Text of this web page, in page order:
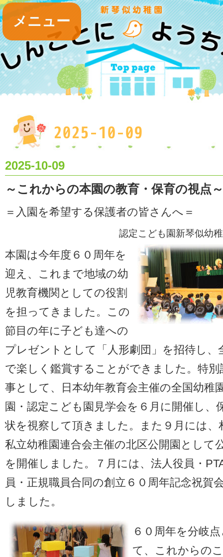
2025-10-09
2025-10-09
～これからの本園の教育・保育の視点～
＝入園を希望する保護者の皆さんへ＝
認定こども園新琴似幼
本園は今年度６０周年を
迎え、これまで地域の幼
児教育機関としての役割
を担ってきました。この
節目の年に子ども達への
プレゼントとして「人形劇団」を招待し、
で楽しく鑑賞することができました。特別
事として、日本幼年教育会主催の全国幼稚
園・認定こども園見学会を６月に開催し、
状を視察して頂きました。また９月には、
私立幼稚園連合会主催の北区公開園として
を開催しました。７月には、法人役員・
員・正規職員合同の創立６０周年記念祝賀
しました。
６０周年を分岐
て、これからの
メニュー